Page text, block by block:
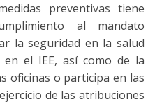
preventivas tiene
al mandato
la seguridad en la salud
el IEE, así como de la
oficinas o participa en las
de las atribuciones